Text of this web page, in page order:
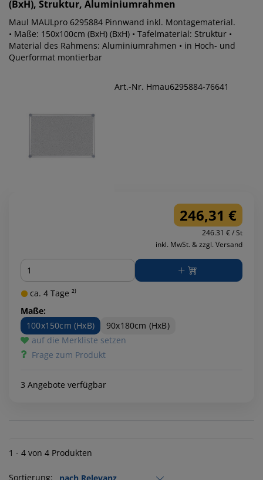
(BxH), Struktur, Aluminiumrahmen
Maul MAULpro 6295884 Pinnwand inkl. Montagematerial.
• Maße: 150x100cm (BxH) (BxH) • Tafelmaterial: Struktur •
Material des Rahmens: Aluminiumrahmen • in Hoch- und
Querformat montierbar
Art.-Nr. Hmau6295884-76641
246,31 €
246.31 € / St
inkl. MwSt. & zzgl. Versand
Menge
ca. 4 Tage ²⁾
Maße:
100x150cm (HxB)
90x180cm (HxB)
auf die Merkliste setzen
Frage zum Produkt
3 Angebote verfügbar
1 - 4 von 4 Produkten
Sortierung: